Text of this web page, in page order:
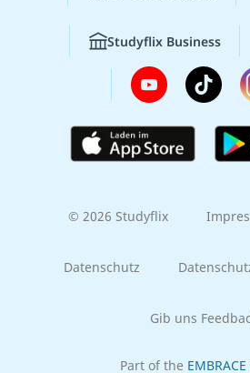
Studyflix Business
© 2026 Studyflix
Datenschutz
Gib uns
Part of the